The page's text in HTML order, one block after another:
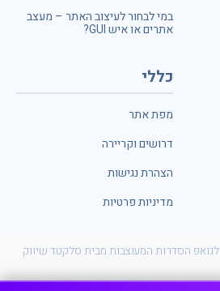
במי לבחור לעיצוב האתר – מעצב
אתרים או איש GUI?
כללי
מפת אתר
דרושים וקריירה
הצהרת נגישות
מדיניות פרטיות
לגואפ הסדרות המעוצבות מבית סלקטד שיווק